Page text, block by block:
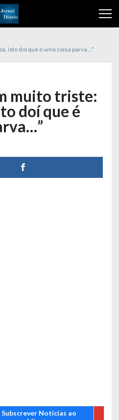
isto doí que é uma coisa parva…”
muito triste:
doí que é
Subscrever Notícias ao